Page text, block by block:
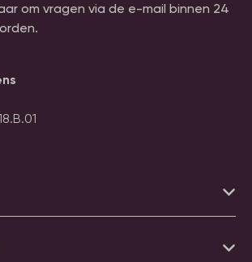
om vragen via de e-mail binnen 24